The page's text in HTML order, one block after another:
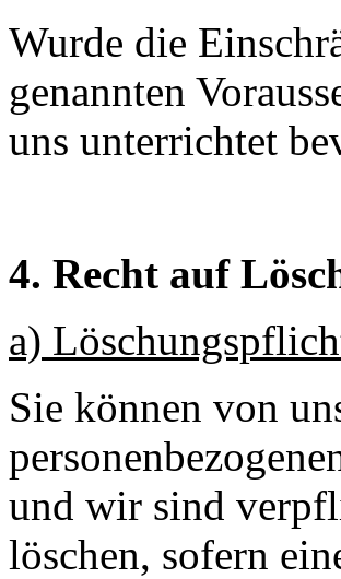
Wurde die
genannten
uns unterrichtet
4. Recht auf
a)
Sie können von
und wir sind
löschen, sofern